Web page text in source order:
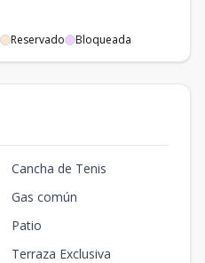
Reservado Bloqueada
Cancha de Tenis
Gas común
Patio
Terraza Exclusiva